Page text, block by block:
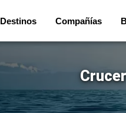
Destinos Compañías